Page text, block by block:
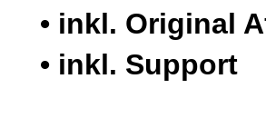
• inkl. Original
• inkl. Support